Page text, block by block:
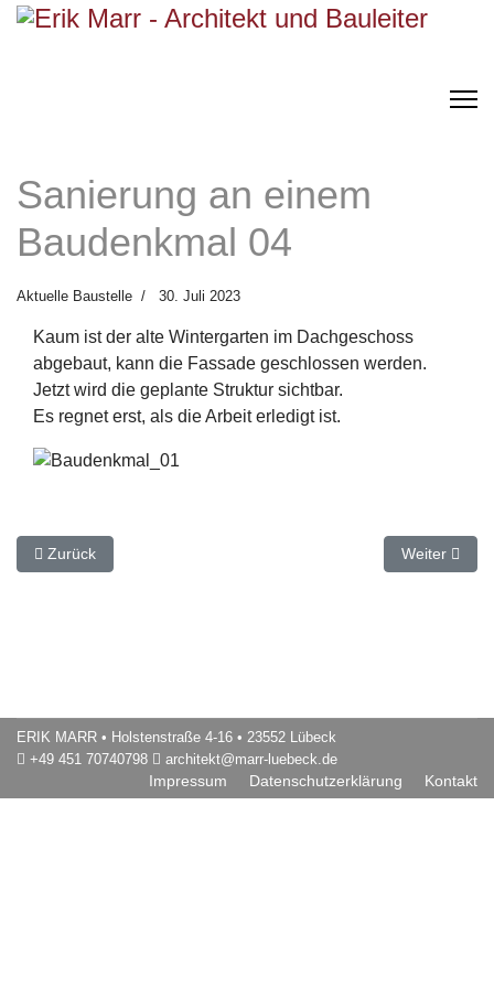
Sanierung an einem
Baudenkmal 04
Aktuelle Baustelle 30. Juli 2023
Kaum ist der alte Wintergarten im Dachgeschoss
abgebaut, kann die Fassade geschlossen werden.
Jetzt wird die geplante Struktur sichtbar.
Es regnet erst, als die Arbeit erledigt ist.
Vorheriger Beitrag: Sanierung an einem Baudenkmal 05
Zurück Nächster
Weiter
ERIK MARR • Holstenstraße 4-16 • 23552 Lübeck
+49 451 70740798
architekt@marr-luebeck.de
Impressum Datenschutzerklärung Kontakt